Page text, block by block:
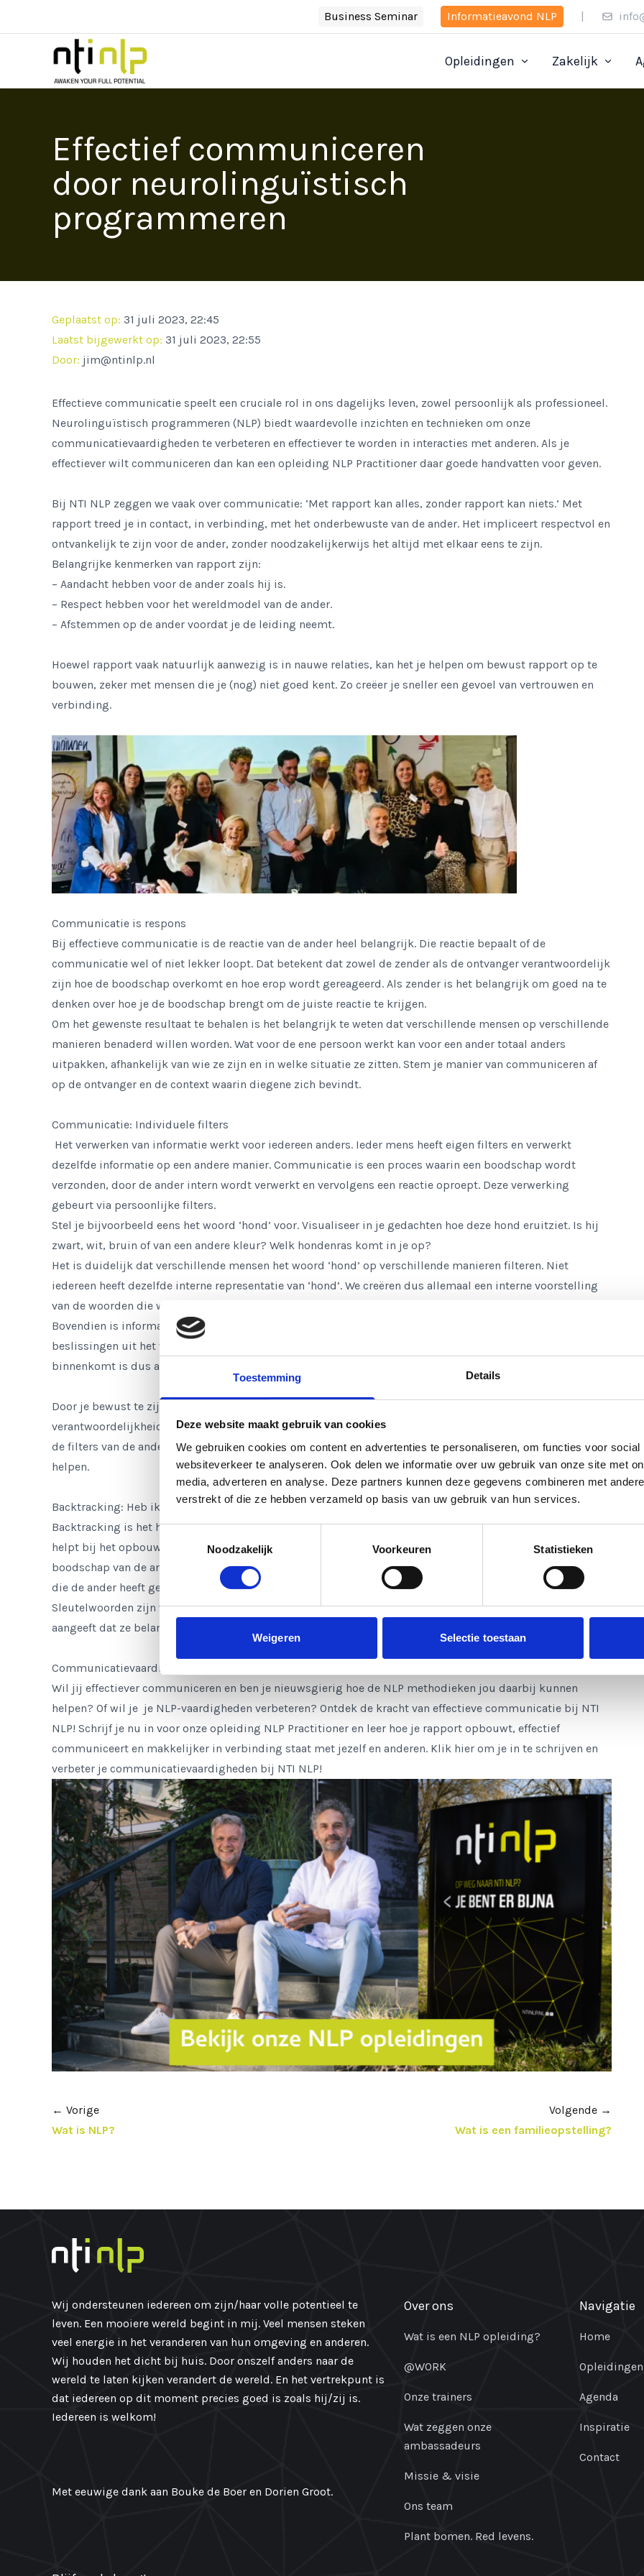
Toestemming Details
Deze website maakt gebruik van cookies
We gebruiken cookies om content en advertenties te personaliseren, om functies voor social
websiteverkeer te analyseren. Ook delen we informatie over uw gebruik van onze site met
media, adverteren en analyse. Deze partners kunnen deze gegevens combineren met
verstrekt of die ze hebben verzameld op basis van uw gebruik van hun services.
Noodzakelijk
Voorkeuren Statistieken
Weigeren Selectie toestaan
Business Seminar Informatieavond NLP |
Opleidingen Zakelijk
Effectief communiceren
door neurolinguïstisch
programmeren
Geplaatst op: 31 juli 2023, 22:45
Laatst bijgewerkt op: 31 juli 2023, 22:55
Door: jim@ntinlp.nl
Effectieve communicatie speelt een cruciale rol in ons dagelijks leven, zowel persoonlijk als professioneel.
Neurolinguïstisch programmeren (NLP) biedt waardevolle inzichten en technieken om onze
communicatievaardigheden te verbeteren en effectiever te worden in interacties met anderen. Als je
effectiever wilt communiceren dan kan een opleiding NLP Practitioner daar goede handvatten voor geven.
Bij NTI NLP zeggen we vaak over communicatie: ‘Met rapport kan alles, zonder rapport kan niets.’ Met
rapport treed je in contact, in verbinding, met het onderbewuste van de ander. Het impliceert respectvol en
ontvankelijk te zijn voor de ander, zonder noodzakelijkerwijs het altijd met elkaar eens te zijn.
Belangrijke kenmerken van rapport zijn:
– Aandacht hebben voor de ander zoals hij is.
– Respect hebben voor het wereldmodel van de ander.
– Afstemmen op de ander voordat je de leiding neemt.
Hoewel rapport vaak natuurlijk aanwezig is in nauwe relaties, kan het je helpen om bewust rapport op te
bouwen, zeker met mensen die je (nog) niet goed kent. Zo creëer je sneller een gevoel van vertrouwen en
verbinding.
Communicatie is respons
Bij effectieve communicatie is de reactie van de ander heel belangrijk. Die reactie bepaalt of de
communicatie wel of niet lekker loopt. Dat betekent dat zowel de zender als de ontvanger verantwoordelijk
zijn hoe de boodschap overkomt en hoe erop wordt gereageerd. Als zender is het belangrijk om goed na te
denken over hoe je de boodschap brengt om de juiste reactie te krijgen.
Om het gewenste resultaat te behalen is het belangrijk te weten dat verschillende mensen op verschillende
manieren benaderd willen worden. Wat voor de ene persoon werkt kan voor een ander totaal anders
uitpakken, afhankelijk van wie ze zijn en in welke situatie ze zitten. Stem je manier van communiceren af
op de ontvanger en de context waarin diegene zich bevindt.
Communicatie: Individuele filters
Het verwerken van informatie werkt voor iedereen anders. Ieder mens heeft eigen filters en verwerkt
dezelfde informatie op een andere manier. Communicatie is een proces waarin een boodschap wordt
verzonden, door de ander intern wordt verwerkt en vervolgens een reactie oproept. Deze verwerking
gebeurt via persoonlijke filters.
Stel je bijvoorbeeld eens het woord ‘hond’ voor. Visualiseer in je gedachten hoe deze hond eruitziet. Is hij
zwart, wit, bruin of van een andere kleur? Welk hondenras komt in je op?
Het is duidelijk dat verschillende mensen het woord ‘hond’ op verschillende manieren filteren. Niet
iedereen heeft dezelfde interne representatie van ‘hond’. We creëren dus allemaal een interne voorstelling
van de woorden die we horen. De informatie die we ontvangen, wordt gefilterd.
Bovendien is informatie gekleurd door onze herinneringen, overtuigingen, waarden, ervaringen en
beslissingen uit het verleden. Ook onze sociale en culturele achtergrond spelen een rol. Hoe een boodschap
binnenkomt is dus afgestemd op onze individuele filters.
Door je bewust te zijn van de filters van anderen, kun je elkaar beter begrijpen. Het is raadzaam om
verantwoordelijkheid te nemen voor je eigen communicatie en indien nodig je woorden aan te passen aan
de filters van de ander. Het stellen van vragen om te controleren of iets goed is begrepen kan hierbij
helpen.
Backtracking: Heb ik je goed begrepen?
Backtracking is het herhalen of samenvatten van de bewoordingen van de ander met je eigen woorden. Dit
helpt bij het opbouwen van rapport met je gesprekspartner en stelt je in staat om te controleren of je de
boodschap van de ander correct hebt begrepen. Bij backtracking maak je gebruik van de sleutelwoorden
die de ander heeft gebruikt, samen met de bijbehorende toon. Luister aandachtig naar wat de ander zegt.
Sleutelwoorden zijn woorden die opvallen omdat de spreker ze vaak gebruikt of omdat de spreker
aangeeft dat ze belangrijk zijn.
Communicatievaardigheden verbeteren door NLP
Wil jij effectiever communiceren en ben je nieuwsgierig hoe de NLP methodieken jou daarbij kunnen
helpen? Of wil je je NLP-vaardigheden verbeteren? Ontdek de kracht van effectieve communicatie bij NTI
NLP! Schrijf je nu in voor onze opleiding NLP Practitioner en leer hoe je rapport opbouwt, effectief
communiceert en makkelijker in verbinding staat met jezelf en anderen. Klik hier om je in te schrijven en
verbeter je communicatievaardigheden bij NTI NLP!
← Vorige
Wat is NLP?
Volgende →
Wat is een familieopstelling?
Wij ondersteunen iedereen om zijn/haar volle potentieel te
leven. Een mooiere wereld begint in mij. Veel mensen steken
veel energie in het veranderen van hun omgeving en anderen.
Wij houden het dicht bij huis. Door onszelf anders naar de
wereld te laten kijken verandert de wereld. En het vertrekpunt is
dat iedereen op dit moment precies goed is zoals hij/zij is.
Iedereen is welkom!
Met eeuwige dank aan Bouke de Boer en Dorien Groot.
Over ons
Wat is een NLP opleiding?
@WORK
Onze trainers
Wat zeggen onze
ambassadeurs
Missie & visie
Ons team
Plant bomen. Red levens.
Navigatie
Home
Opleidingen
Agenda
Inspiratie
Contact